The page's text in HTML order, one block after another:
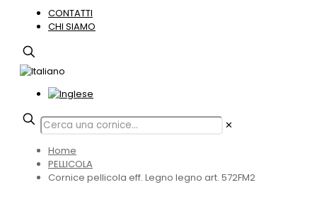
CONTATTI
CHI SIAMO
✕
Home
PELLICOLA
Cornice pellicola eff. Legno legno art. 572FM2